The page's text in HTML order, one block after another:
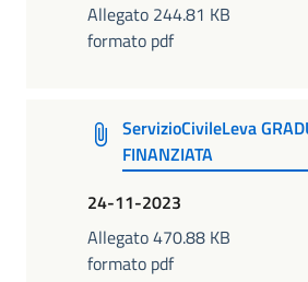
Allegato 244.81 KB
formato pdf
ServizioCivileLeva
FINANZIATA
24-11-2023
Allegato 470.88 KB
formato pdf